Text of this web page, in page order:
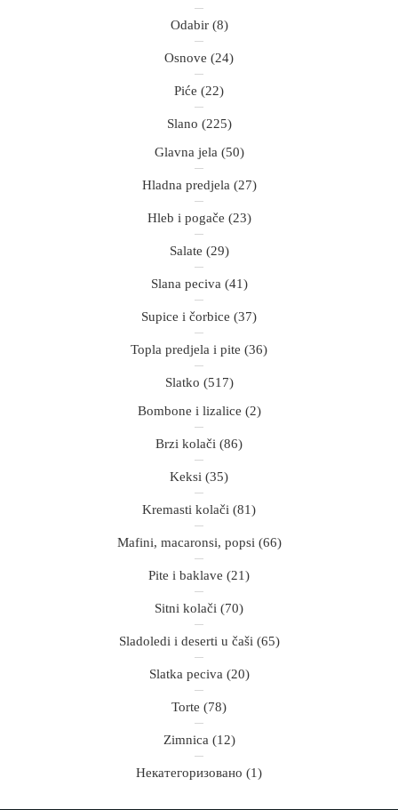
Odabir(8)
Osnove (24)
Piće (22)
Slano (225)
Glavna jela (50)
Hladna predjela (27)
Hleb i pogače (23)
Salate (29)
Slana peciva (41)
Supice i čorbice (37)
Topla predjela i pite (36)
Slatko (517)
Bombone i lizalice (2)
Brzi kolači (86)
Keksi (35)
Kremasti kolači (81)
Mafini, macaronsi, popsi (66)
Pite i baklave (21)
Sitni kolači (70)
Sladoledi i deserti u čaši (65)
Slatka peciva (20)
Torte (78)
Zimnica (12)
Некатегоризовано (1)